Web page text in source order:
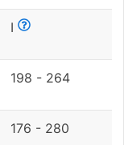
I
198 - 264
176 - 280